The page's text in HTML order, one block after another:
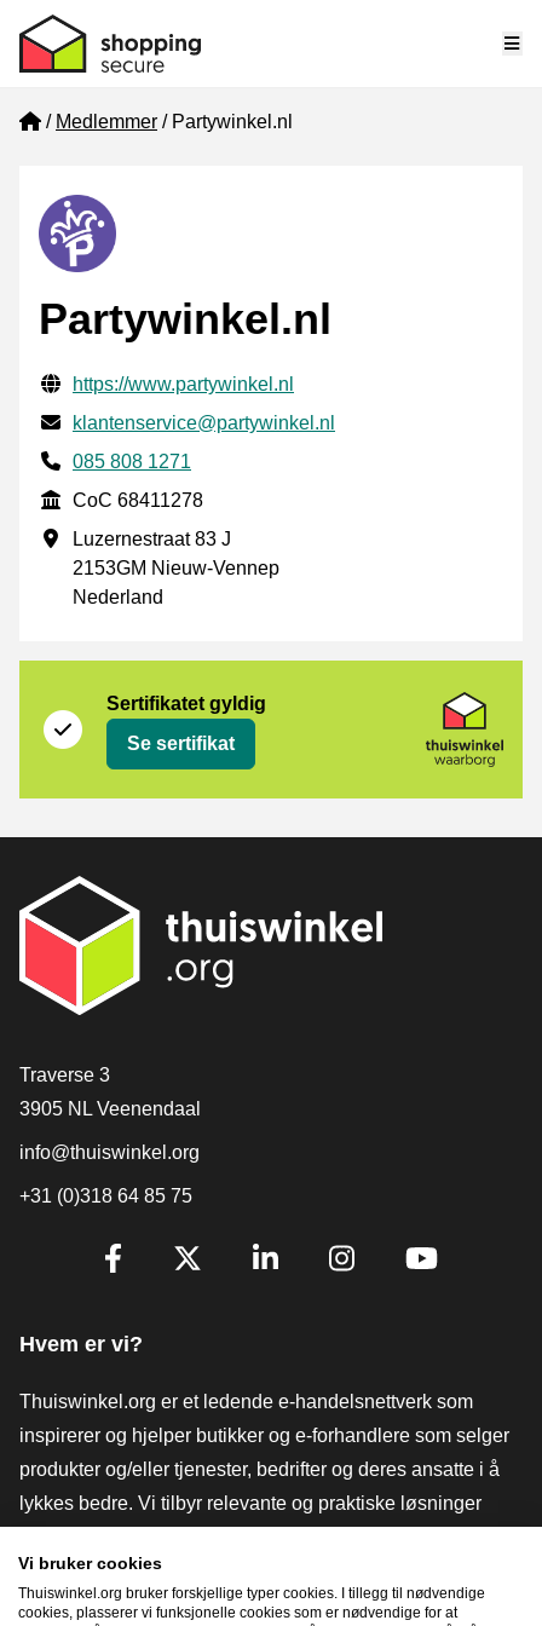
Home
Medlemmer Partywinkel.nl
Partywinkel.nl
Verifisert kontaktinformasjon
Website URL
https://www.partywinkel.nl
E-post
klantenservice@partywinkel.nl
Phone number
085 808 1271
CoC
CoC 68411278
Forretningsadresse
Luzernestraat 83 J
2153GM Nieuw-Vennep
Nederland
Sertifikatet gyldig
Se sertifikat
[_General:Contact]
Traverse 3
3905 NL Veenendaal
info@thuiswinkel.org
+31 (0)318 64 85 75
[_General:SocialMediaTitle]
Hvem er vi?
Thuiswinkel.org er et ledende e-handelsnettverk som
inspirerer og hjelper butikker og e-forhandlere som selger
produkter og/eller tjenester, bedrifter og deres ansatte i å
lykkes bedre. Vi tilbyr relevante og praktiske løsninger
verktøy og råd, advokatvirksomhet, markedsundersøkelser,
og har vår egen utdanningsplattform, Thuiswinkel e-
Vi bruker cookies
Thuiswinkel.org bruker forskjellige typer cookies. I tillegg til nødvendige
cookies, plasserer vi funksjonelle cookies som er nødvendige for at